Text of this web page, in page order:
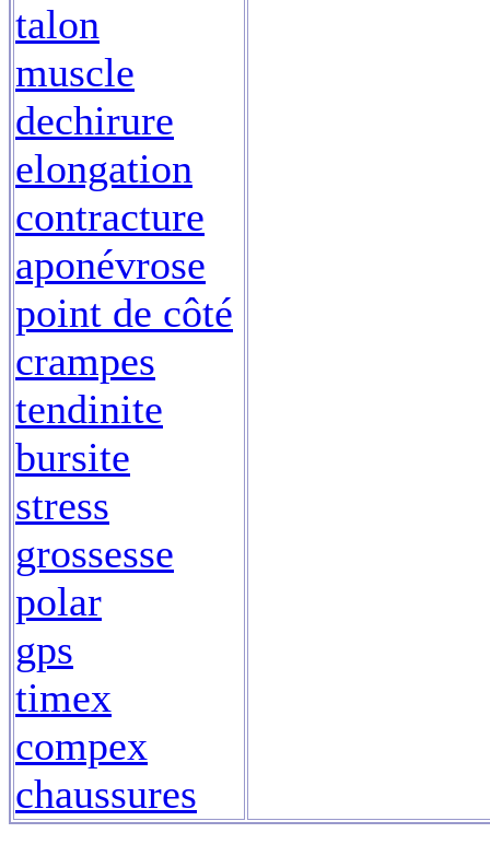
talon
muscle
dechirure
elongation
contracture
aponévrose
point de côté
crampes
tendinite
bursite
stress
grossesse
polar
gps
timex
compex
chaussures